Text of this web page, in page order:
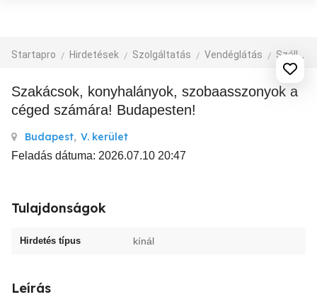
Startapro Hirdetések Szolgáltatás Vendéglátás Szállás, idegenforgalom
Szakácsok, konyhalányok, szobaasszonyok a
céged számára! Budapesten!
Budapest, V. kerület
Feladás dátuma: 2026.07.10 20:47
Tulajdonságok
Hirdetés típus kínál
Leírás